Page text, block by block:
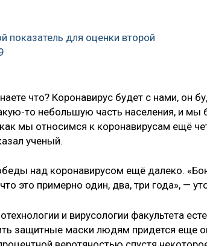
показатель для оценки второй
что? Коронавирус будет с нами, он
то небольшую часть населения, и мы
мы относимся к коронавирусам ещё
ученый.
над коронавирусом ещё далеко.
это примерно один, два, три года», —
и вирусологии факультета
защитные маски людям придется еще